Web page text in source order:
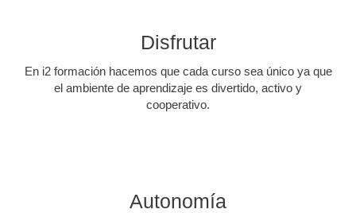
Disfrutar
En i2 formación hacemos que cada curso sea único ya que
el ambiente de aprendizaje es divertido, activo y
cooperativo.
Autonomía